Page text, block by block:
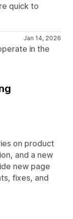
quick to
Jan 14, 2026
in the
on product
and a new
new page
fixes, and